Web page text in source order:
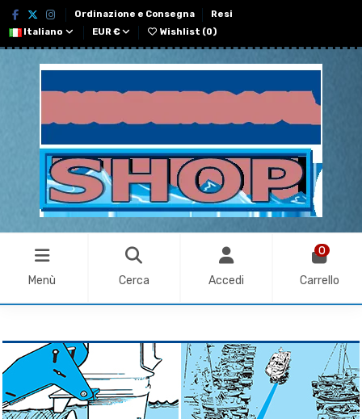
Ordinazione e Consegna
Resi
Italiano
EUR € Wishlist (0)
Menù Cerca Accedi
0
Carrello